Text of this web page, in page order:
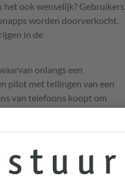
ook wenselijk? Gebruikers
worden doorverkocht.
in de
onlangs een
pilot met tellingen van een
van telefoons koopt om
een betrouwbare
privacy schaadt. De pilot
in het geding waren